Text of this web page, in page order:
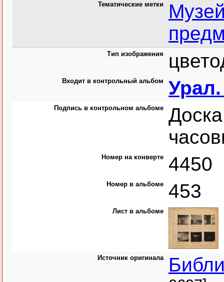
Тематические метки
Тип изображения
Входит в контрольный альбом
Подпись в контрольном альбоме
Номер на конверте 4450
Номер в альбоме 453
Лист в альбоме
Источник оригинала